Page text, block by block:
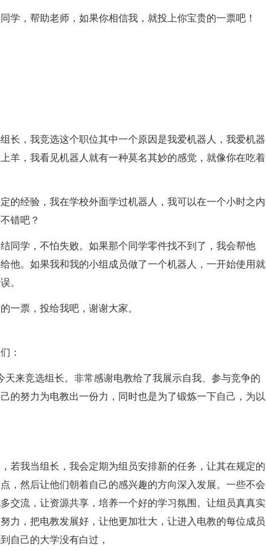
学，帮助老师，如果你相信我，就投上你宝贵的一票吧！
长，我竞选这个职位其中一个原因是我爱机器人，我爱机器
羊，我看见机器人就有一种莫名其妙的感觉，就像你在吃着
的经验，我在学校外面学过机器人，我可以在一个小时之内
错吧？
同学，不怕失败。如果那个同学零件找不到了，我会帮他
他。如果我和我的小组成员做了一个机器人，一开始使用就
。
一票，投给我吧，谢谢大家。
：
天来竞选组长。非常感谢电教给了我展示自我、参与竞争的
的努力为电教出一份力，同时也是为了锻炼一下自己，为以
若我当组长，我会定期为组员安排新的任务，让其在规定的
，然后让他们朝着自己的感兴趣的方向深入发展。一些不会
交流，让资源共享，培养一个好的学习氛围。让组员真真实
力，把电教发展好，让他更加壮大，让进入电教的每位成员
自己的大学没有白过，